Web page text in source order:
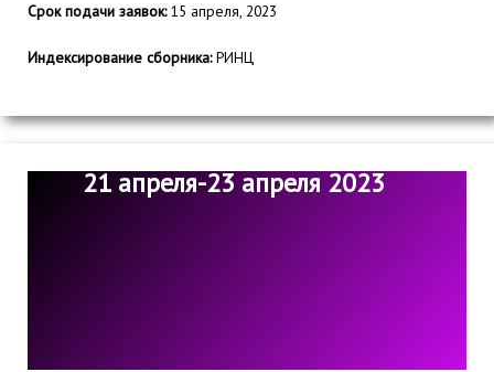
Срок подачи заявок:15 апреля, 2023
Индексирование сборника:РИНЦ
21 апреля-23 апреля 2023